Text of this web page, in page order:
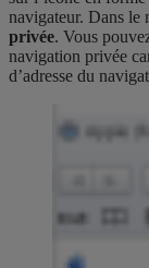
navigateur. Dans le
privée. Vous
navigation privée
d’adresse du